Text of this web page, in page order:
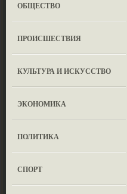
ОБЩЕСТВО
ПРОИСШЕСТВИЯ
КУЛЬТУРА И ИСКУССТВО
ЭКОНОМИКА
ПОЛИТИКА
СПОРТ